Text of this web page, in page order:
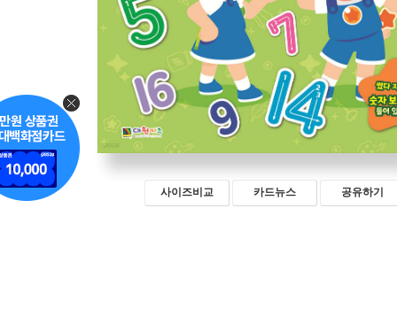
사이즈비교 카드뉴스 공유하기